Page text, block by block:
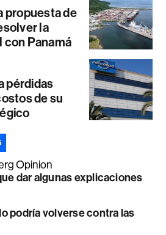
propuesta de
la
Panamá
pérdidas
de su
Opinion
dar algunas explicaciones
podría volverse contra las